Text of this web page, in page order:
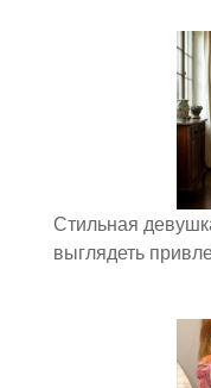
Стильная
выглядеть